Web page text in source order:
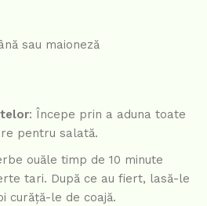
sau maioneză
: Începe prin a aduna toate
pentru salată.
ouăle timp de 10 minute
tari. După ce au fiert, lasă-le
curăță-le de coajă.